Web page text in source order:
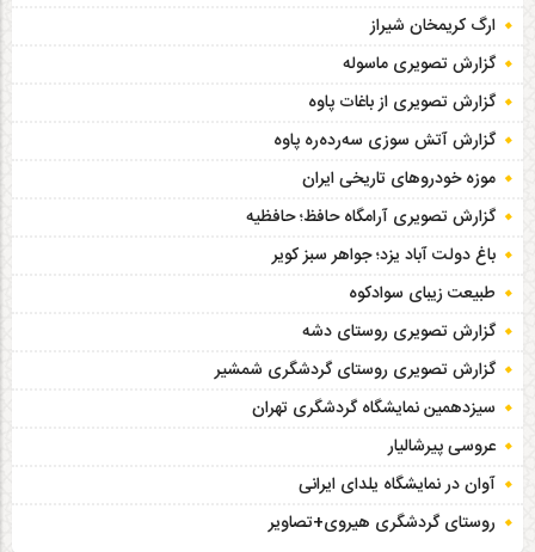
ارگ کریمخان شیراز
گزارش تصویری ماسوله
گزارش تصویری از باغات پاوه
گزارش آتش سوزی سەردەرە پاوه
موزه خودروهای تاریخی ایران
گزارش تصویری آرامگاه حافظ؛ حافظیه‎
باغ دولت آباد یزد؛ جواهر سبز کویر
طبیعت زیبای سوادکوه
گزارش تصویری روستای دشه
گزارش تصویری روستای گردشگری شمشیر
سیزدهمین نمایشگاه گردشگری تهران
عروسی پیرشالیار
آوان در نمایشگاه یلدای ایرانی
روستای گردشگری هیروی+تصاویر